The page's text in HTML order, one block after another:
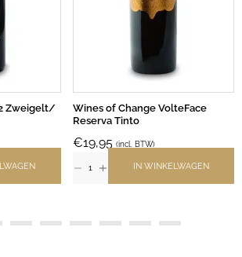
Zweigelt/
Wines of Change VolteFace
Reserva Tinto
€19,95 (incl. BTW)
IN WINKELWAGEN